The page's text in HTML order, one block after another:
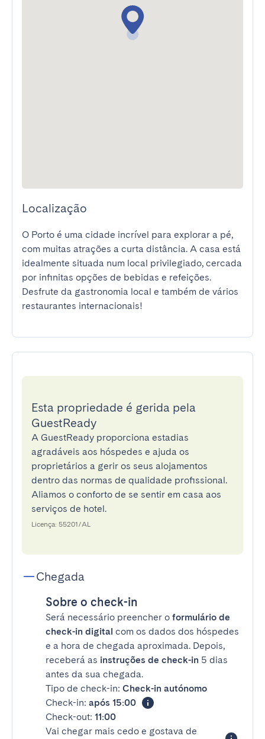
Localização
O Porto é uma cidade incrível para explorar a pé,
com muitas atrações a curta distância. A casa está
idealmente situada num local privilegiado, cercada
por infinitas opções de bebidas e refeições.
Desfrute da gastronomia local e também de vários
restaurantes internacionais!
Esta propriedade é gerida pela
GuestReady
A GuestReady proporciona estadias
agradáveis aos hóspedes e ajuda os
proprietários a gerir os seus alojamentos
dentro das normas de qualidade profissional.
Aliamos o conforto de se sentir em casa aos
serviços de hotel.
Licença: 55201/AL
Chegada
Sobre o check-in
Será necessário preencher o formulário de
check-in digital com os dados dos hóspedes
e a hora de chegada aproximada. Depois,
receberá as instruções de check-in 5 dias
antes da sua chegada.
Tipo de check-in: Check-in autónomo
Check-in: após 15:00
Check-out: 11:00
Vai chegar mais cedo e gostava de